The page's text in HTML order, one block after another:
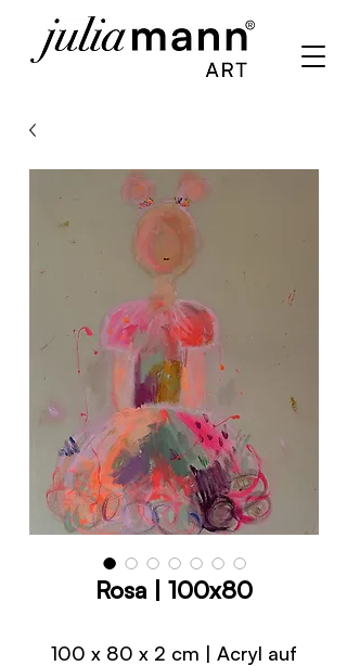
Rosa | 100x80
100 x 80 x 2 cm | Acryl auf